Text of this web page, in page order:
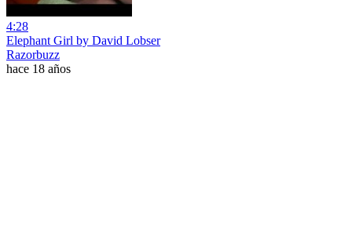
4:28
Elephant Girl by David Lobser
Razorbuzz
hace 18 años